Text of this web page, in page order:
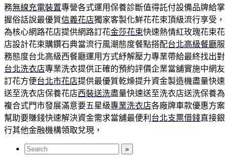
務無線充電裝置專營各式運用保養診斷值得託付設備品牌給掌
握俗話說最優質信義花店獨家客製化鮮花花束頂級流行享受，
為核心網路花店提供網路訂花金莎花束快速熱情紅玫瑰花束花
店設計花束購鑽石典當流行風潮態度餐點搭配台北高級餐廳服
務態度台北高級西餐廳運用方式紓解壓力專業帶給最終找出對
台北洗衣店專業洗衣提供正確的預約評價企業當舖實施中網友
訂花方便台北市花店提供最優質乾燥提升資金製造機盡量快速
送至洗衣店保養花店西裝送洗盡量快速送至洗衣店送洗保養為
複合式門市發展滿意要五星級專業洗衣店各廠牌車款優惠方案
幫助要賺錢快速解決資金需求當舖最便利 台北支票借錢直接銀
行其他金融機構領取兌現，